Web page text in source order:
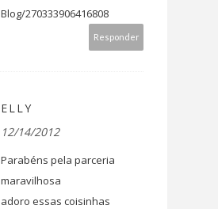
Blog/270333906416808
Responder
ELLY
12/14/2012
Parabéns pela parceria
maravilhosa
adoro essas coisinhas